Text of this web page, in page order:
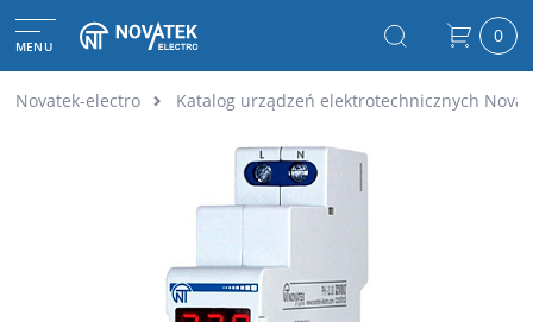
MENU 0
Novatek-electro Katalog urządzeń elektrotechnicznych